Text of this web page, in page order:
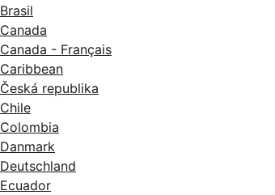
Brasil
Canada
Canada - Français
Caribbean
Česká republika
Chile
Colombia
Danmark
Deutschland
Ecuador